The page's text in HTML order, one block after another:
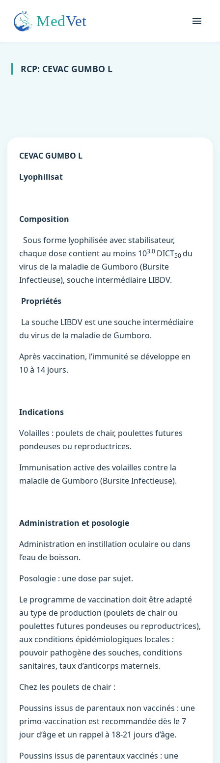
RCP: CEVAC GUMBO L
CEVAC GUMBO L
Lyophilisat
Composition
Sous forme lyophilisée avec stabilisateur,
chaque dose contient au moins 103.0 DICT50du
virus de la maladie de Gumboro (Bursite
Infectieuse), souche intermédiaire LIBDV.
Propriétés
La souche LIBDV est une souche intermédiaire
du virus de la maladie de Gumboro.
Après vaccination, l’immunité se développe en
10 à 14 jours.
Indications
Volailles : poulets de chair, poulettes futures
pondeuses ou reproductrices.
Immunisation active des volailles contre la
maladie de Gumboro (Bursite Infectieuse).
Administration et posologie
Administration en instillation oculaire ou dans
l’eau de boisson.
Posologie : une dose par sujet.
Le programme de vaccination doit être adapté
au type de production (poulets de chair ou
poulettes futures pondeuses ou reproductrices),
aux conditions épidémiologiques locales :
pouvoir pathogène des souches, conditions
sanitaires, taux d’anticorps maternels.
Chez les poulets de chair :
Poussins issus de parentaux non vaccinés : une
primo-vaccination est recommandée dès le 7
jour d’âge et un rappel à 18-21 jours d’âge.
Poussins issus de parentaux vaccinés : une